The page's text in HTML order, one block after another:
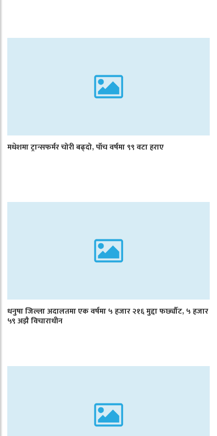
मधेशमा ट्रान्सफर्मर चोरी बढ्दो, पाँच वर्षमा ९९ वटा हराए
धनुषा जिल्ला अदालतमा एक वर्षमा ५ हजार २१६ मुद्दा फर्छ्यौट, ५ हजार
५९ अझै विचाराधीन